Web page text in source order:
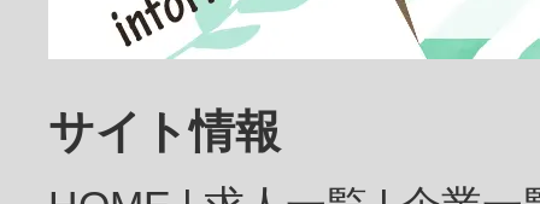
サイト情報